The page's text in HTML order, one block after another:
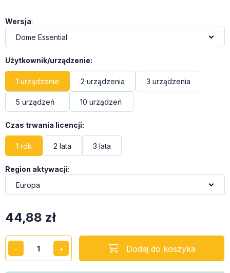
Wersja:
Użytkownik/urządzenie:
1 urządzenie 2 urządzenia 3 urządzenia
5 urządzeń 10 urządzeń
Czas trwania licencji:
1 rok 2 lata 3 lata
Region aktywacji:
44,88 zł
Dodaj do koszyka